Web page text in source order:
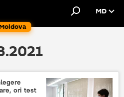
Moldova
MD
ori test